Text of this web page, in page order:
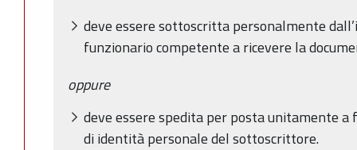
deve essere sottoscritta personalmente
funzionario competente a ricevere la
oppure
deve essere spedita per posta unitamente a
di identità personale del sottoscrittore.